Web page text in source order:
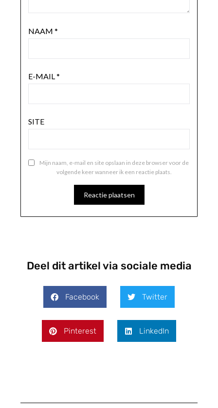
NAAM *
E-MAIL *
SITE
Mijn naam, e-mail en site opslaan in deze browser voor de
volgende keer wanneer ik een reactie plaats.
Deel dit artikel via sociale media
Facebook Twitter
Pinterest LinkedIn